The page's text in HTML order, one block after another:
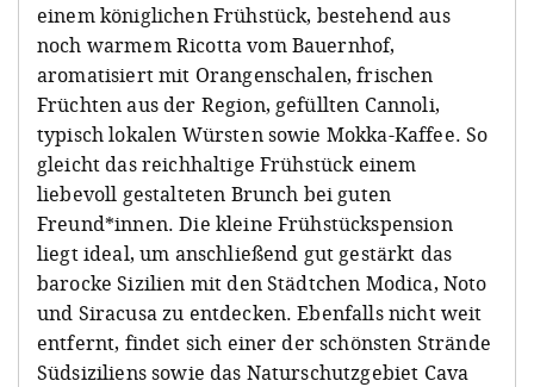
einem königlichen Frühstück, bestehend aus
noch warmem Ricotta vom Bauernhof,
aromatisiert mit Orangenschalen, frischen
Früchten aus der Region, gefüllten Cannoli,
typisch lokalen Würsten sowie Mokka-Kaffee. So
gleicht das reichhaltige Frühstück einem
liebevoll gestalteten Brunch bei guten
Freund*innen. Die kleine Frühstückspension
liegt ideal, um anschließend gut gestärkt das
barocke Sizilien mit den Städtchen Modica, Noto
und Siracusa zu entdecken. Ebenfalls nicht weit
entfernt, findet sich einer der schönsten Strände
Südsiziliens sowie das Naturschutzgebiet Cava